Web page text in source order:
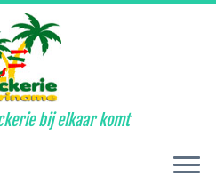
bij elkaar komt